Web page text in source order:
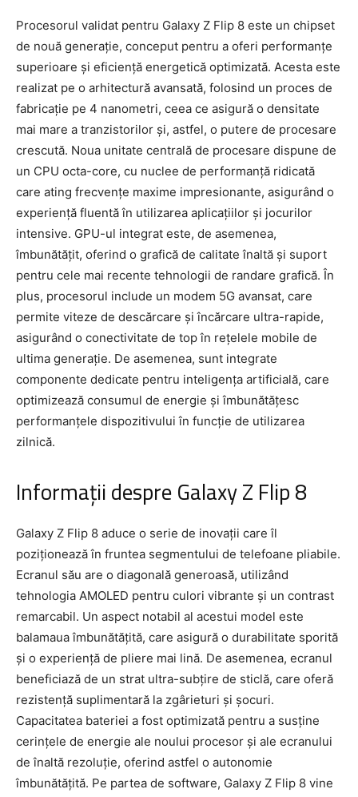
Procesorul validat pentru Galaxy Z Flip 8 este un chipset
de nouă generație, conceput pentru a oferi performanțe
superioare și eficiență energetică optimizată. Acesta este
realizat pe o arhitectură avansată, folosind un proces de
fabricație pe 4 nanometri, ceea ce asigură o densitate
mai mare a tranzistorilor și, astfel, o putere de procesare
crescută. Noua unitate centrală de procesare dispune de
un CPU octa-core, cu nuclee de performanță ridicată
care ating frecvențe maxime impresionante, asigurând o
experiență fluentă în utilizarea aplicațiilor și jocurilor
intensive. GPU-ul integrat este, de asemenea,
îmbunătățit, oferind o grafică de calitate înaltă și suport
pentru cele mai recente tehnologii de randare grafică. În
plus, procesorul include un modem 5G avansat, care
permite viteze de descărcare și încărcare ultra-rapide,
asigurând o conectivitate de top în rețelele mobile de
ultima generație. De asemenea, sunt integrate
componente dedicate pentru inteligența artificială, care
optimizează consumul de energie și îmbunătățesc
performanțele dispozitivului în funcție de utilizarea
zilnică.
Informații despre Galaxy Z Flip 8
Galaxy Z Flip 8 aduce o serie de inovații care îl
poziționează în fruntea segmentului de telefoane pliabile.
Ecranul său are o diagonală generoasă, utilizând
tehnologia AMOLED pentru culori vibrante și un contrast
remarcabil. Un aspect notabil al acestui model este
balamaua îmbunătățită, care asigură o durabilitate sporită
și o experiență de pliere mai lină. De asemenea, ecranul
beneficiază de un strat ultra-subțire de sticlă, care oferă
rezistență suplimentară la zgârieturi și șocuri.
Capacitatea bateriei a fost optimizată pentru a susține
cerințele de energie ale noului procesor și ale ecranului
de înaltă rezoluție, oferind astfel o autonomie
îmbunătățită. Pe partea de software, Galaxy Z Flip 8 vine